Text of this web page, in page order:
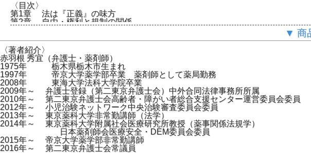
〈目次〉
第1章 法は『正義』の味方
第2章 自由・権利と規制の関係
第5章 本当の「法令遵守」とは
第6章 薬歴記載は義務か？
第7章 医業とフィジカルアセスメント
第8章 「調剤」と“無資格調剤”
第9章 共同薬物治療管理の位置付け
第10章 「かかりつけ」と検体測定
第11章 新・個人情報への対応
▼ 商
〈著者紹介〉
赤羽根 秀宜（弁護士・薬剤師）
1975年 栃木県栃木市生まれ
1997年 帝京大学薬学部卒業 薬剤師として薬局勤務
2008年 東海大学法科大学院卒業
2009年～ 弁護士登録（第二東京弁護士会）中外合同法律事務所所属
2010年～ 第二東京弁護士会高齢者・障がい者総合支援センター運営委員会委員
2012年～ 小児治験ネットワーク中央治験審査委員会委員
2013年～ 東京薬科大学非常勤講師（法学）
2014年～ 東京薬科大学附属社会医療研究所教授（薬事関係法規学）
日本薬剤師会医療安全・DEM委員会委員
2015年～ 帝京大学薬学部非常勤講師
2016年～ 第二東京弁護士会常議員